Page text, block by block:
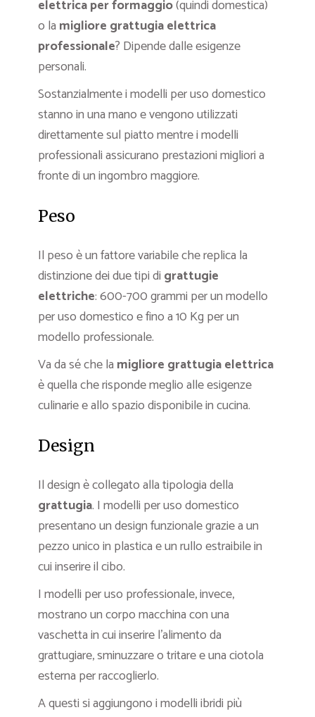
elettrica per formaggio(quindi domestica)
o la migliore grattugia elettrica
professionale? Dipende dalle esigenze
personali.
Sostanzialmente i modelli per uso domestico
stanno in una mano e vengono utilizzati
direttamente sul piatto mentre i modelli
professionali assicurano prestazioni migliori a
fronte di un ingombro maggiore.
Peso
Il peso è un fattore variabile che replica la
distinzione dei due tipi di grattugie
elettriche: 600-700 grammi per un modello
per uso domestico e fino a 10 Kg per un
modello professionale.
Va da sé che la migliore grattugia elettrica
è quella che risponde meglio alle esigenze
culinarie e allo spazio disponibile in cucina.
Design
Il design è collegato alla tipologia della
grattugia. I modelli per uso domestico
presentano un design funzionale grazie a un
pezzo unico in plastica e un rullo estraibile in
cui inserire il cibo.
I modelli per uso professionale, invece,
mostrano un corpo macchina con una
vaschetta in cui inserire l’alimento da
grattugiare, sminuzzare o tritare e una ciotola
esterna per raccoglierlo.
A questi si aggiungono i modelli ibridi più